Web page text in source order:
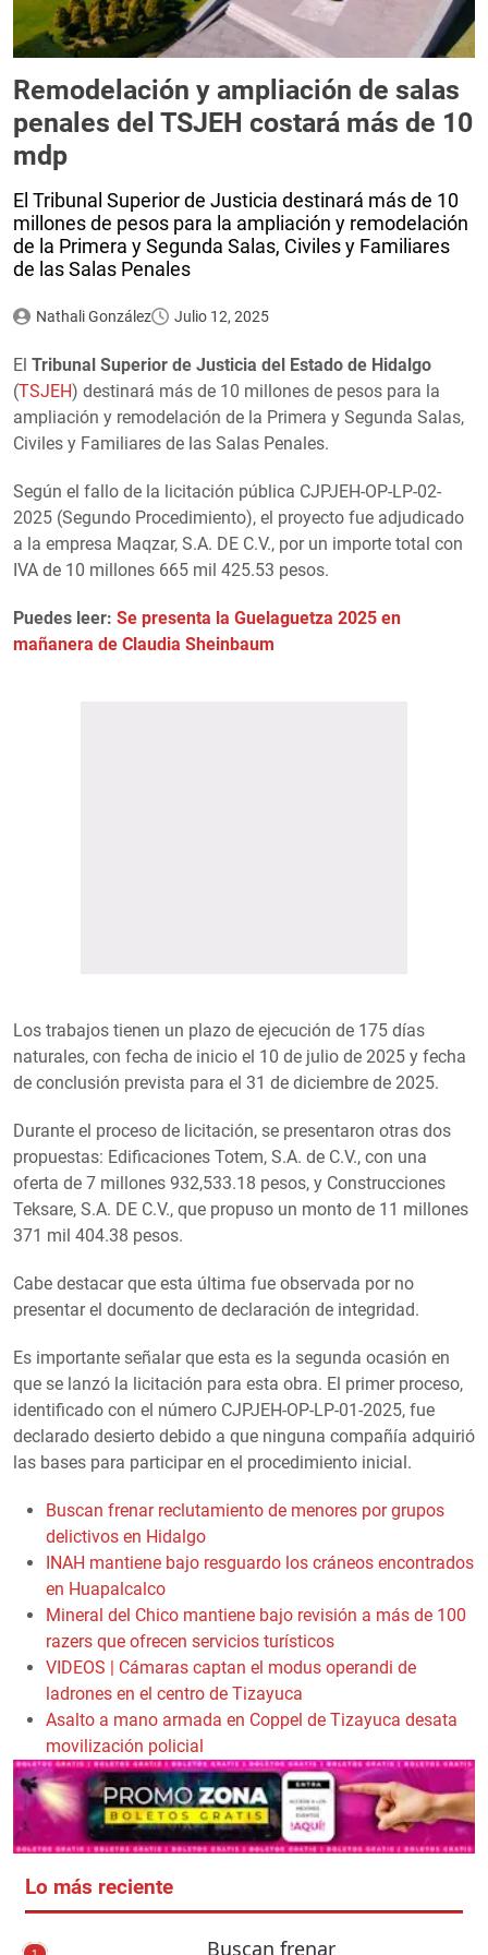
Remodelación y ampliación de salas
penales del TSJEH costará más de 10
mdp
El Tribunal Superior de Justicia destinará más de 10
millones de pesos para la ampliación y remodelación
de la Primera y Segunda Salas, Civiles y Familiares
de las Salas Penales
Nathali González Julio 12, 2025
El Tribunal Superior de Justicia del Estado de Hidalgo
(TSJEH) destinará más de 10 millones de pesos para la
ampliación y remodelación de la Primera y Segunda Salas,
Civiles y Familiares de las Salas Penales.
Según el fallo de la licitación pública CJPJEH-OP-LP-02-
2025 (Segundo Procedimiento), el proyecto fue adjudicado
a la empresa Maqzar, S.A. DE C.V., por un importe total con
IVA de 10 millones 665 mil 425.53 pesos.
Puedes leer: Se presenta la Guelaguetza 2025 en
mañanera de Claudia Sheinbaum
Los trabajos tienen un plazo de ejecución de 175 días
naturales, con fecha de inicio el 10 de julio de 2025 y fecha
de conclusión prevista para el 31 de diciembre de 2025.
Durante el proceso de licitación, se presentaron otras dos
propuestas: Edificaciones Totem, S.A. de C.V., con una
oferta de 7 millones 932,533.18 pesos, y Construcciones
Teksare, S.A. DE C.V., que propuso un monto de 11 millones
371 mil 404.38 pesos.
Cabe destacar que esta última fue observada por no
presentar el documento de declaración de integridad.
Es importante señalar que esta es la segunda ocasión en
que se lanzó la licitación para esta obra. El primer proceso,
identificado con el número CJPJEH-OP-LP-01-2025, fue
declarado desierto debido a que ninguna compañía adquirió
las bases para participar en el procedimiento inicial.
Buscan frenar reclutamiento de menores por grupos
delictivos en Hidalgo
INAH mantiene bajo resguardo los cráneos encontrados
en Huapalcalco
Mineral del Chico mantiene bajo revisión a más de 100
razers que ofrecen servicios turísticos
VIDEOS | Cámaras captan el modus operandi de
ladrones en el centro de Tizayuca
Asalto a mano armada en Coppel de Tizayuca desata
movilización policial
Lo más reciente
Buscan frenar